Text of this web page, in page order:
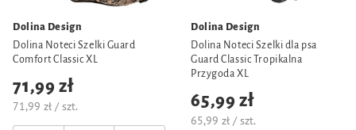
Dolina Design
Dolina Noteci Szelki Guard
Comfort Classic XL
71,99 zł
71,99 zł / szt.
Dolina Design
Dolina Noteci Szelki dla psa
Guard Classic Tropikalna
Przygoda XL
65,99 zł
65,99 zł / szt.